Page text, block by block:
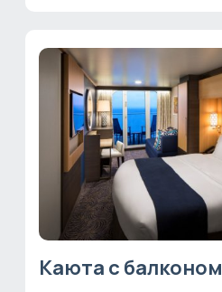
Каюта с балконом